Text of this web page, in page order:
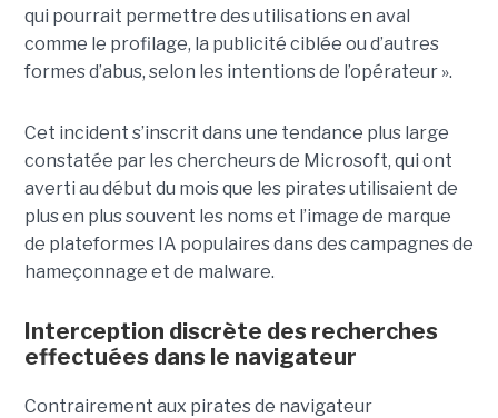
qui pourrait permettre des utilisations en aval
comme le profilage, la publicité ciblée ou d’autres
formes d’abus, selon les intentions de l’opérateur ».
Cet incident s’inscrit dans une tendance plus large
constatée par les chercheurs de Microsoft, qui ont
averti au début du mois que les pirates utilisaient de
plus en plus souvent les noms et l’image de marque
de plateformes IA populaires dans des campagnes de
hameçonnage et de malware.
Interception discrète des recherches
effectuées dans le navigateur
Contrairement aux pirates de navigateur